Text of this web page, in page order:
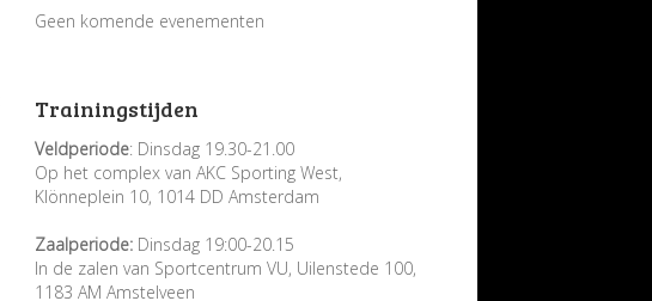
Geen komende evenementen
Trainingstijden
Veldperiode: Dinsdag 19.30-21.00
Op het complex van AKC Sporting West,
Klönneplein 10, 1014 DD Amsterdam
Zaalperiode: Dinsdag 19:00-20.15
In de zalen van Sportcentrum VU, Uilenstede 100,
1183 AM Amstelveen